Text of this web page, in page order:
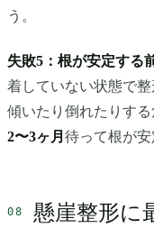
う。
失敗5：根が安定する
着していない状態で
傾いたり倒れたりす
2〜3ヶ月 待って根が安
懸崖整形に